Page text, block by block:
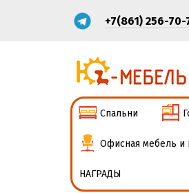
+7(861) 256-70-
Спальни
Офисная мебель и
НАГРАДЫ